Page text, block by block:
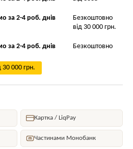
за 2-4 роб. днів
Безкоштовно
від 30 000 грн.
за 2-4 роб. днів Безкоштовно
30 000 грн.
Картка / LiqPay
Частинами Монобанк